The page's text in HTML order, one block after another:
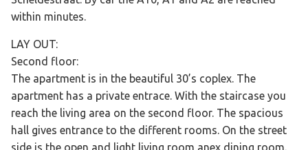
within minutes.
LAY OUT:
Second floor:
The apartment is in the beautiful 30’s coplex. The
apartment has a private entrace. With the staircase you
reach the living area on the second floor. The spacious
hall gives entrance to the different rooms. On the street
side is the open and light living room anex dining room.